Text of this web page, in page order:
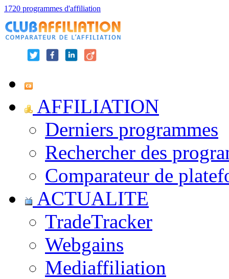
1720 programmes d'affiliation
AFFILIATION
Derniers programmes
Rechercher des
Comparateur de
ACTUALITE
TradeTracker
Webgains
Mediaffiliation